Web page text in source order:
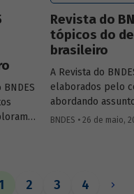
Revista do
tópicos do
brasileiro
A Revista do
elaborados pelo
abordando
sistema
BNDES • 26 de maio,
2 3 4